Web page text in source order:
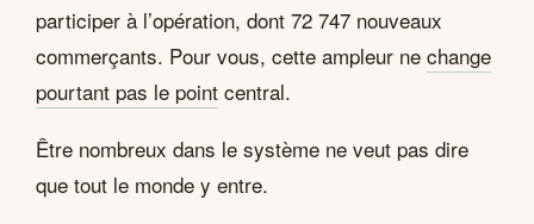
participer à l’opération, dont 72 747 nouveaux
commerçants. Pour vous, cette ampleur ne change
pourtant pas le point central.
Être nombreux dans le système ne veut pas dire
que tout le monde y entre.